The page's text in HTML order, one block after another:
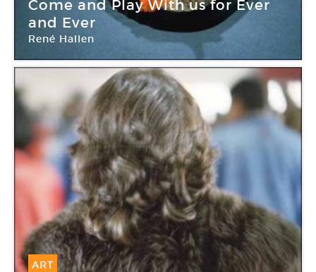
Come and Play With us for Ever
and Ever
René Hallen
ART